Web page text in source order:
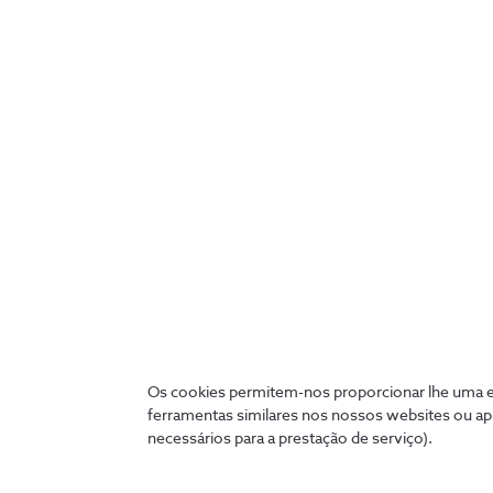
Os cookies permitem-nos proporcionar lhe uma
ferramentas similares nos nossos websites ou
necessários para a prestação de serviço).
A Network